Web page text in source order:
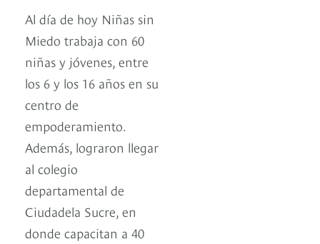
Al día de hoy Niñas sin
Miedo trabaja con 60
niñas y jóvenes, entre
los 6 y los 16 años en su
centro de
empoderamiento.
Además, lograron llegar
al colegio
departamental de
Ciudadela Sucre, en
donde capacitan a 40